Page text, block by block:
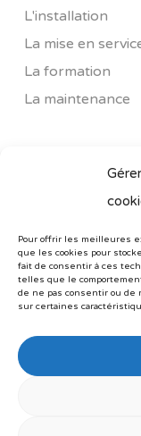
Pour offrir les meilleures
que les cookies pour
fait de consentir à ces
telles que le
de ne pas consentir ou
sur certaines
L'installation
La mise en
La formation
La maintenance
SIÈGE SOCIAL
ZAC Quartier de
16590 BRIE
Tél : +33 (0) 545
Fax: +33 (0) 535